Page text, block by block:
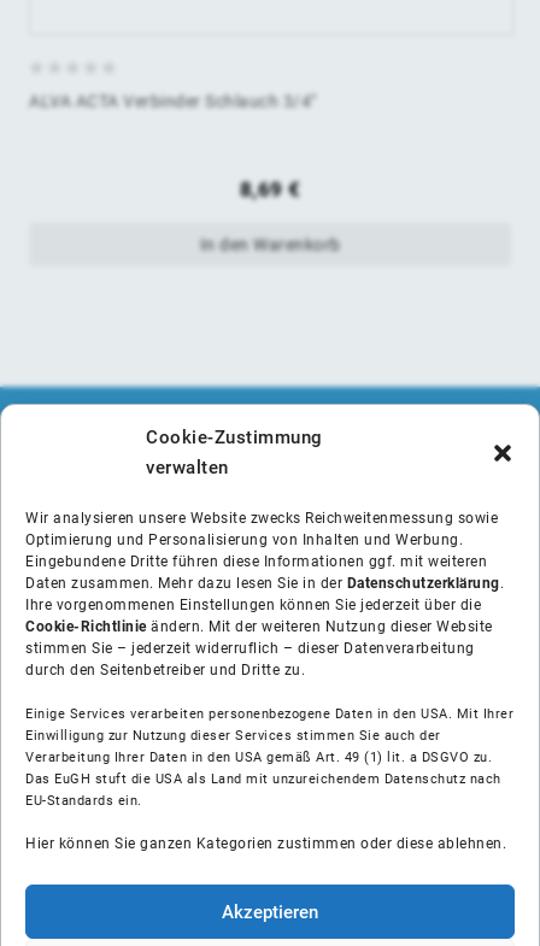
Cookie-Zustimmung
verwalten
Wir analysieren unsere Website zwecks Reichweitenmessung sowie
Optimierung und Personalisierung von Inhalten und Werbung.
Eingebundene Dritte führen diese Informationen ggf. mit weiteren
Daten zusammen. Mehr dazu lesen Sie in der Datenschutzerklärung.
Ihre vorgenommenen Einstellungen können Sie jederzeit über die
Cookie-Richtlinieändern. Mit der weiteren Nutzung dieser Website
stimmen Sie – jederzeit widerruflich – dieser Datenverarbeitung
durch den Seitenbetreiber und Dritte zu.
Einige Services verarbeiten personenbezogene Daten in den USA. Mit Ihrer
Einwilligung zur Nutzung dieser Services stimmen Sie auch der
Verarbeitung Ihrer Daten in den USA gemäß Art. 49 (1) lit. a DSGVO zu.
Das EuGH stuft die USA als Land mit unzureichendem Datenschutz nach
EU-Standards ein.
Hier können Sie ganzen Kategorien zustimmen oder diese ablehnen.
Akzeptieren
ALVA ACTA Verbinder Schlauch 3/4"
8,69€
In den Warenkorb
Über uns